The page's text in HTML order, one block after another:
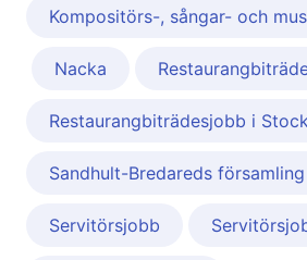
Kompositörs-, sångar- och
Nacka
Restaurangbiträdesjobb i
Sandhult-Bredareds församling
Servitörsjobb